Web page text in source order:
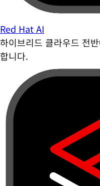
Red Hat AI
하이브리드 클라우드 전
합니다.